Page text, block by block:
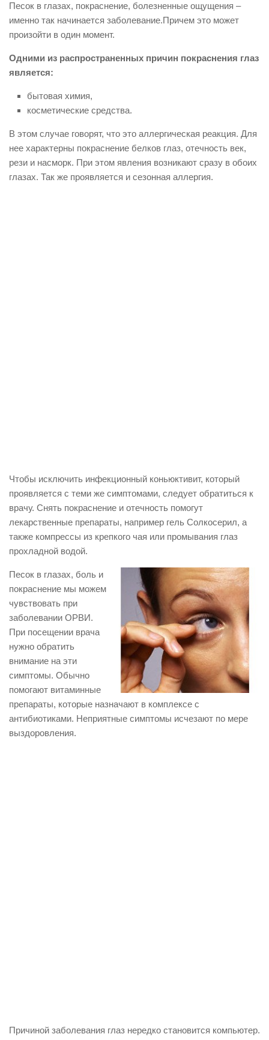
Песок в глазах, покраснение, болезненные ощущения –
именно так начинается заболевание.Причем это может
произойти в один момент.
Одними из распространенных причин покраснения глаз
является:
бытовая химия,
косметические средства.
В этом случае говорят, что это аллергическая реакция. Для
нее характерны покраснение белков глаз, отечность век,
рези и насморк. При этом явления возникают сразу в обоих
глазах. Так же проявляется и сезонная аллергия.
Чтобы исключить инфекционный коньюктивит, который
проявляется с теми же симптомами, следует обратиться к
врачу. Снять покраснение и отечность помогут
лекарственные препараты, например гель Солкосерил, а
также компрессы из крепкого чая или промывания глаз
прохладной водой.
Песок в глазах, боль и
покраснение мы можем
чувствовать при
заболевании ОРВИ.
При посещении врача
нужно обратить
внимание на эти
симптомы. Обычно
помогают витаминные
препараты, которые назначают в комплексе с
антибиотиками. Неприятные симптомы исчезают по мере
выздоровления.
Причиной заболевания глаз нередко становится компьютер.